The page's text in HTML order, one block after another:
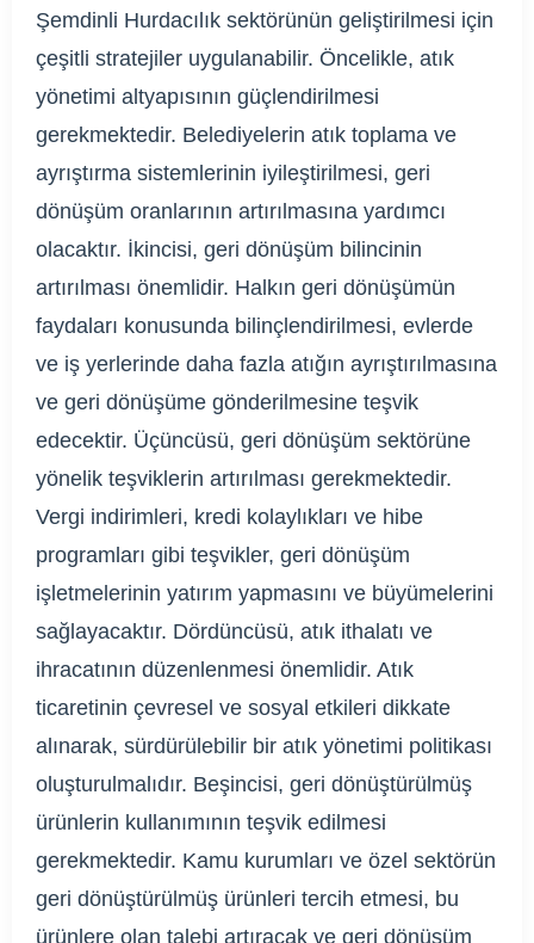
Şemdinli Hurdacılık sektörünün geliştirilmesi için
çeşitli stratejiler uygulanabilir. Öncelikle, atık
yönetimi altyapısının güçlendirilmesi
gerekmektedir. Belediyelerin atık toplama ve
ayrıştırma sistemlerinin iyileştirilmesi, geri
dönüşüm oranlarının artırılmasına yardımcı
olacaktır. İkincisi, geri dönüşüm bilincinin
artırılması önemlidir. Halkın geri dönüşümün
faydaları konusunda bilinçlendirilmesi, evlerde
ve iş yerlerinde daha fazla atığın ayrıştırılmasına
ve geri dönüşüme gönderilmesine teşvik
edecektir. Üçüncüsü, geri dönüşüm sektörüne
yönelik teşviklerin artırılması gerekmektedir.
Vergi indirimleri, kredi kolaylıkları ve hibe
programları gibi teşvikler, geri dönüşüm
işletmelerinin yatırım yapmasını ve büyümelerini
sağlayacaktır. Dördüncüsü, atık ithalatı ve
ihracatının düzenlenmesi önemlidir. Atık
ticaretinin çevresel ve sosyal etkileri dikkate
alınarak, sürdürülebilir bir atık yönetimi politikası
oluşturulmalıdır. Beşincisi, geri dönüştürülmüş
ürünlerin kullanımının teşvik edilmesi
gerekmektedir. Kamu kurumları ve özel sektörün
geri dönüştürülmüş ürünleri tercih etmesi, bu
ürünlere olan talebi artıracak ve geri dönüşüm